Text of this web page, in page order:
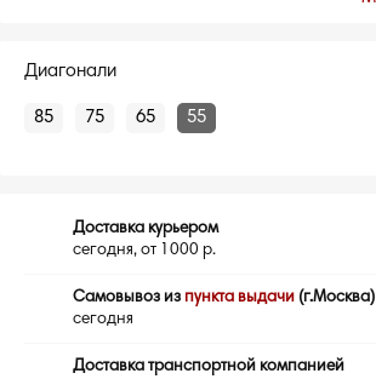
Диагонали
85 75 65 55
Доставка курьером
сегодня, от 1000 р.
Самовывоз из пункта выдачи (г.Москва)
сегодня
Доставка транспортной компанией